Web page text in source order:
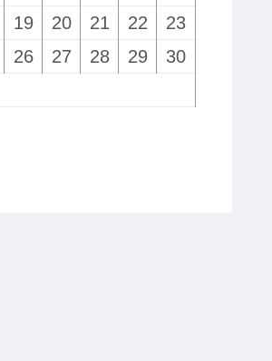
19 20 21 22
23
26 27 28 29
30